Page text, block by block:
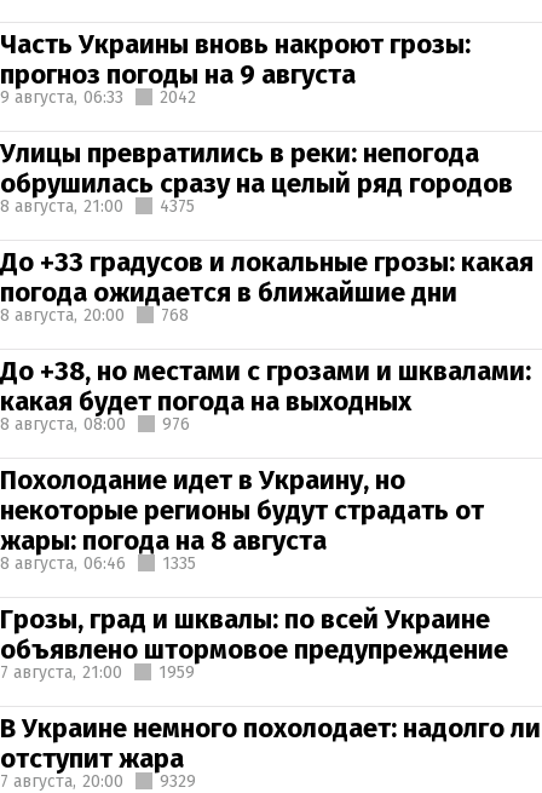
Часть Украины вновь накроют грозы:
прогноз погоды на 9 августа
9 августа, 06:33 2042
Улицы превратились в реки: непогода
обрушилась сразу на целый ряд городов
8 августа, 21:00 4375
До +33 градусов и локальные грозы: какая
погода ожидается в ближайшие дни
8 августа, 20:00 768
До +38, но местами с грозами и шквалами:
какая будет погода на выходных
8 августа, 08:00 976
Похолодание идет в Украину, но
некоторые регионы будут страдать от
жары: погода на 8 августа
8 августа, 06:46 1335
Грозы, град и шквалы: по всей Украине
объявлено штормовое предупреждение
7 августа, 21:00 1959
В Украине немного похолодает: надолго ли
отступит жара
7 августа, 20:00 9329